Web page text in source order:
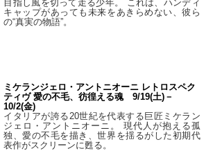
目指し風を切って走る少年。 これは、ハンディ
キャップがあっても未来をあきらめない、彼ら
の“真実の物語”。
ミケランジェロ・アントニオーニ レトロスペク
ティヴ 愛の不毛、彷徨える魂 9/19(土)－
10/2(金)
イタリアが誇る20世紀を代表する巨匠ミケラン
ジェロ・アントニオーニ。 現代人が抱える孤
独、愛の不毛を描き、世界を揺るがした初期代
表作がスクリーンに甦る。